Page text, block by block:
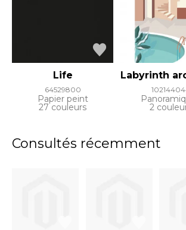
Life
64529800
Papier peint
27 couleurs
Labyrinth
2
Consultés récemment